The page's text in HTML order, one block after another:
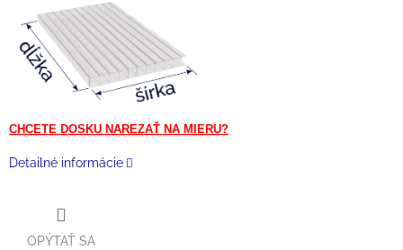
CHCETE DOSKU NAREZAŤ NA MIERU?
Detailné informácie
OPÝTAŤ SA